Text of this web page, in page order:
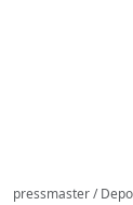
pressmaster /